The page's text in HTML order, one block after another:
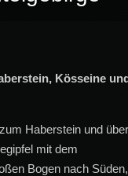
Kösseine
Haberstein und
mit dem
Bogen nach Süden,